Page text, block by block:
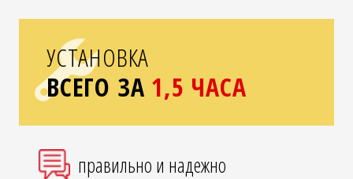
УСТАНОВКА
ВСЕГО ЗА 1,5 ЧАСА
правильно и надежно